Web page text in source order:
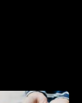
cel i sens